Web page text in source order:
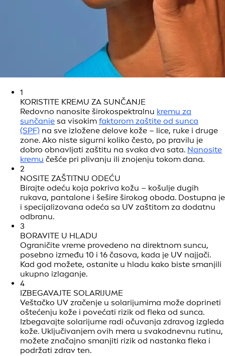
1
KORISTITE KREMU ZA SUNČANJE
Redovno nanosite širokospektralnu kremu za
sunčanje sa visokim faktorom zaštite od sunca
(SPF) na sve izložene delove kože – lice, ruke i druge
zone. Ako niste sigurni koliko često, po pravilu je
dobro obnavljati zaštitu na svaka dva sata. Nanosite
kremu češće pri plivanju ili znojenju tokom dana.
2
NOSITE ZAŠTITNU ODEĆU
Birajte odeću koja pokriva kožu – košulje dugih
rukava, pantalone i šešire širokog oboda. Dostupna je
i specijalizovana odeća sa UV zaštitom za dodatnu
odbranu.
3
BORAVITE U HLADU
Ograničite vreme provedeno na direktnom suncu,
posebno između 10 i 16 časova, kada je UV najjači.
Kad god možete, ostanite u hladu kako biste smanjili
ukupno izlaganje.
4
IZBEGAVAJTE SOLARIJUME
Veštačko UV zračenje u solarijumima može doprineti
oštećenju kože i povećati rizik od fleka od sunca.
Izbegavajte solarijume radi očuvanja zdravog izgleda
kože. Uključivanjem ovih mera u svakodnevnu rutinu,
možete značajno smanjiti rizik od nastanka fleka i
podržati zdrav ten.